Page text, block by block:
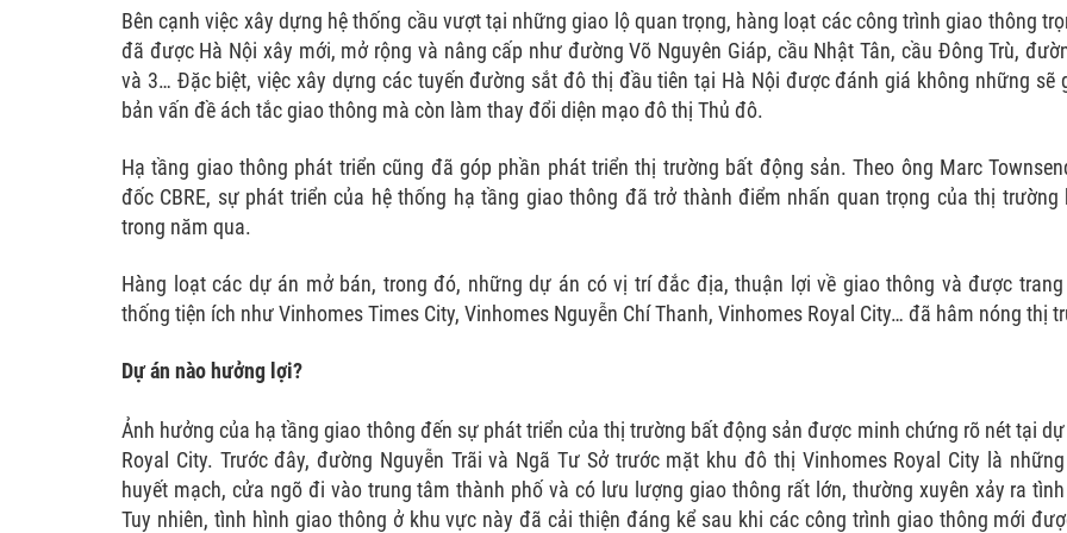
Bên cạnh việc xây dựng hệ thống cầu vượt tại những giao lộ quan trọng, hàng loạt các công trình giao thông
đã được Hà Nội xây mới, mở rộng và nâng cấp như đường Võ Nguyên Giáp, cầu Nhật Tân, cầu Đông Trù,
và 3… Đặc biệt, việc xây dựng các tuyến đường sắt đô thị đầu tiên tại Hà Nội được đánh giá không những sẽ
bản vấn đề ách tắc giao thông mà còn làm thay đổi diện mạo đô thị Thủ đô.
Hạ tầng giao thông phát triển cũng đã góp phần phát triển thị trường bất động sản. Theo ông Marc
đốc CBRE, sự phát triển của hệ thống hạ tầng giao thông đã trở thành điểm nhấn quan trọng của thị trường
trong năm qua.
Hàng loạt các dự án mở bán, trong đó, những dự án có vị trí đắc địa, thuận lợi về giao thông và được
thống tiện ích như Vinhomes Times City, Vinhomes Nguyễn Chí Thanh, Vinhomes Royal City… đã hâm nóng thị
Dự án nào hưởng lợi?
Ảnh hưởng của hạ tầng giao thông đến sự phát triển của thị trường bất động sản được minh chứng rõ nét tại
Royal City. Trước đây, đường Nguyễn Trãi và Ngã Tư Sở trước mặt khu đô thị Vinhomes Royal City là
huyết mạch, cửa ngõ đi vào trung tâm thành phố và có lưu lượng giao thông rất lớn, thường xuyên xảy ra
Tuy nhiên, tình hình giao thông ở khu vực này đã cải thiện đáng kể sau khi các công trình giao thông mới